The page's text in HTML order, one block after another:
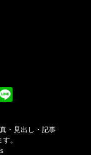
・見出し・記事
。